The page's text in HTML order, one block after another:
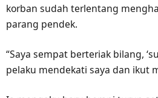
korban sudah terlentang
parang pendek.
“Saya sempat berteriak bilang,
pelaku mendekati saya dan ikut